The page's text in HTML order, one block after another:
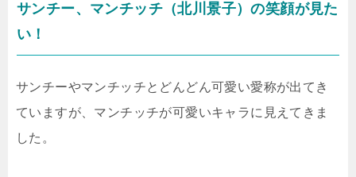
サンチー、マンチッチ（北川景子）の笑顔が見た
い！
サンチーやマンチッチとどんどん可愛い愛称が出てき
ていますが、マンチッチが可愛いキャラに見えてきま
した。